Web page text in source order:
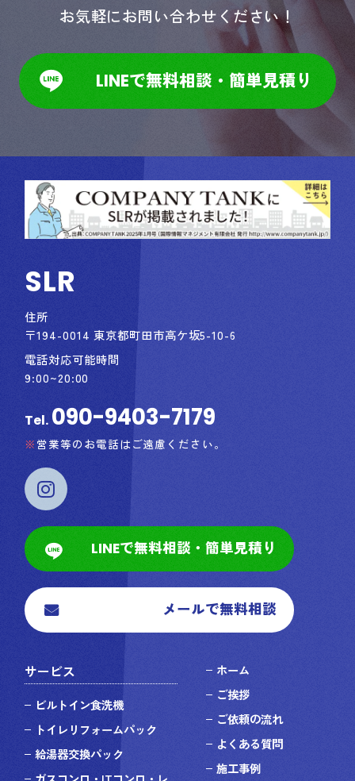
お気軽にお問い合わせください！
LINEで無料相談・簡単見積り
SLR
住所
〒194-0014 東京都町田市高ケ坂5-10-6
電話対応可能時間
9:00~20:00
Tel. 090-9403-7179
営業等のお電話はご遠慮ください。
LINEで無料相談・簡単見積り
メールで無料相談
サービス
ビルトイン食洗機
トイレリフォームパック
給湯器交換パック
ホーム
ご挨拶
ご依頼の流れ
よくある質問
施工事例